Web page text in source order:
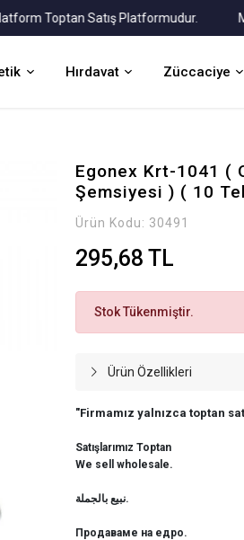
Toptan Satış Platformudur.
Hırdavat Züccaciye
Egonex Krt-1041 (
Şemsiyesi ) ( 10
Ürün Kodu: 30491
295,68 TL
Stok Tükenmiştir.
Ürün Özellikleri
"Firmamız yalnızca toptan
Satışlarımız Toptan
We sell wholesale.
نبيع بالجملة.
Продаваме на едро.